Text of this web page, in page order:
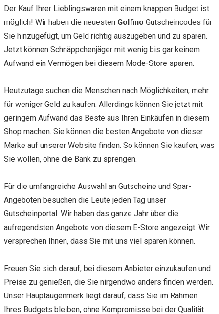
Der Kauf Ihrer Lieblingswaren mit einem knappen Budget ist
möglich! Wir haben die neuesten Golfino Gutscheincodes für
Sie hinzugefügt, um Geld richtig auszugeben und zu sparen.
Jetzt können Schnäppchenjäger mit wenig bis gar keinem
Aufwand ein Vermögen bei diesem Mode-Store sparen.
Heutzutage suchen die Menschen nach Möglichkeiten, mehr
für weniger Geld zu kaufen. Allerdings können Sie jetzt mit
geringem Aufwand das Beste aus Ihren Einkäufen in diesem
Shop machen. Sie können die besten Angebote von dieser
Marke auf unserer Website finden. So können Sie kaufen, was
Sie wollen, ohne die Bank zu sprengen.
Für die umfangreiche Auswahl an Gutscheine und Spar-
Angeboten besuchen die Leute jeden Tag unser
Gutscheinportal. Wir haben das ganze Jahr über die
aufregendsten Angebote von diesem E-Store angezeigt. Wir
versprechen Ihnen, dass Sie mit uns viel sparen können.
Freuen Sie sich darauf, bei diesem Anbieter einzukaufen und
Preise zu genießen, die Sie nirgendwo anders finden werden.
Unser Hauptaugenmerk liegt darauf, dass Sie im Rahmen
Ihres Budgets bleiben, ohne Kompromisse bei der Qualität